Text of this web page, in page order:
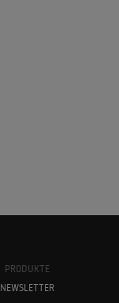
PRODUKTE
NEWSLETTER